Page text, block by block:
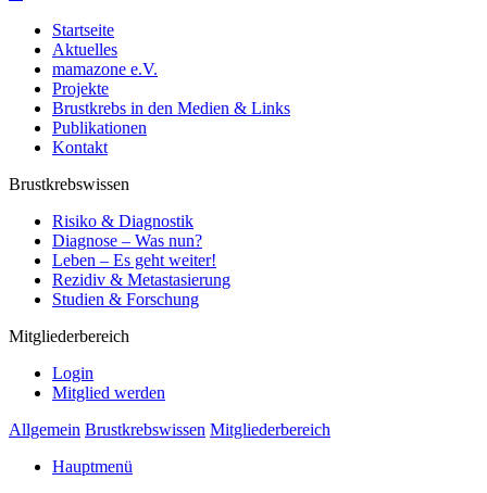
Startseite
Aktuelles
mamazone e.V.
Projekte
Brustkrebs in den Medien & Links
Publikationen
Kontakt
Brustkrebswissen
Risiko & Diagnostik
Diagnose – Was nun?
Leben – Es geht weiter!
Rezidiv & Metastasierung
Studien & Forschung
Mitgliederbereich
Login
Mitglied werden
Allgemein Brustkrebswissen Mitgliederbereich
Hauptmenü